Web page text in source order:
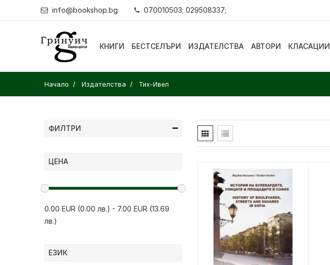
info@bookshop.bg 070010503; 029508337;
КНИГИ БЕСТСЕЛЪРИ ИЗДАТЕЛСТВА АВТОРИ КЛАСАЦИИ
Начало Издателства Тих-Ивел
ФИЛТРИ
ЦЕНА
0.00 EUR (0.00 лв.) - 7.00 EUR (13.69
лв.)
ЕЗИК